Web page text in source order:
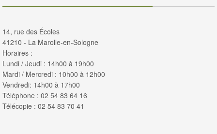
14, rue des Écoles
41210 - La Marolle-en-Sologne
Horaires :
Lundi / Jeudi : 14h00 à 19h00
Mardi / Mercredi : 10h00 à 12h00
Vendredi: 14h00 à 17h00
Téléphone : 02 54 83 64 16
Télécopie : 02 54 83 70 41